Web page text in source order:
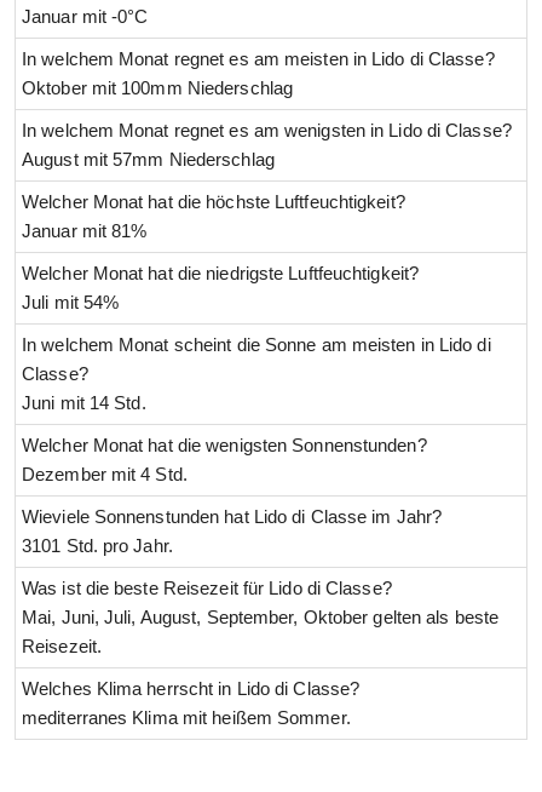
Januar mit -0°C
In welchem Monat regnet es am meisten in Lido di Classe?
Oktober mit 100mm Niederschlag
In welchem Monat regnet es am wenigsten in Lido di Classe?
August mit 57mm Niederschlag
Welcher Monat hat die höchste Luftfeuchtigkeit?
Januar mit 81%
Welcher Monat hat die niedrigste Luftfeuchtigkeit?
Juli mit 54%
In welchem Monat scheint die Sonne am meisten in Lido di
Classe?
Juni mit 14 Std.
Welcher Monat hat die wenigsten Sonnenstunden?
Dezember mit 4 Std.
Wieviele Sonnenstunden hat Lido di Classe im Jahr?
3101 Std. pro Jahr.
Was ist die beste Reisezeit für Lido di Classe?
Mai, Juni, Juli, August, September, Oktober gelten als beste
Reisezeit.
Welches Klima herrscht in Lido di Classe?
mediterranes Klima mit heißem Sommer.